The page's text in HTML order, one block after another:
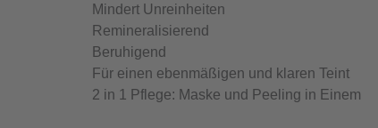
Mindert Unreinheiten
Remineralisierend
Beruhigend
Für einen ebenmäßigen und klaren Teint
2 in 1 Pflege: Maske und Peeling in Einem